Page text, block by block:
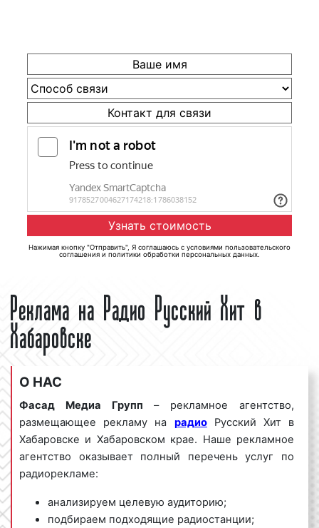
Нажимая кнопку "Отправить", Я соглашаюсь с условиями пользовательского
соглашения и политики обработки персональных данных
Реклама на Радио Русский Хит в
Хабаровске
О НАС
Фасад Медиа Групп – рекламное агентство,
размещающее рекламу на радио
Русский Хит в
Хабаровске и Хабаровском крае. Наше рекламное
агентство оказывает полный перечень услуг по
радиорекламе:
анализируем целевую аудиторию;
подбираем подходящие радиостанции;